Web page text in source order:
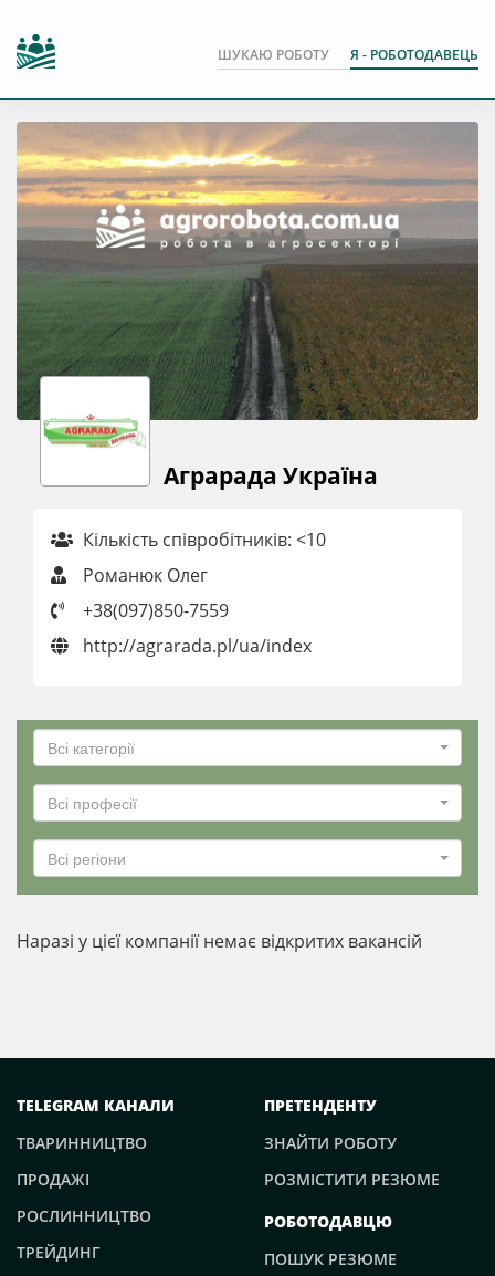
ШУКАЮ РОБОТУ Я - РОБОТОДАВЕЦЬ
Аграрада Україна
Кількість співробітників: <10
Романюк Олег
+38(097)850-7559
http://agrarada.pl/ua/index
Всі категорії
Всі професії
Всі регіони
Наразі у цієї компанії немає відкритих вакансій
TELEGRAM КАНАЛИ
ТВАРИННИЦТВО
ПРОДАЖІ
РОСЛИННИЦТВО
ТРЕЙДИНГ
ПРЕТЕНДЕНТУ
ЗНАЙТИ РОБОТУ
РОЗМІСТИТИ РЕЗЮМЕ
РОБОТОДАВЦЮ
ПОШУК РЕЗЮМЕ